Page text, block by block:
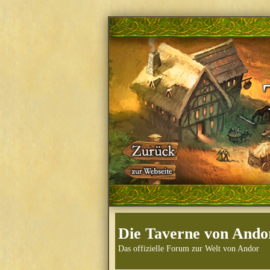
Die Taverne von
Das offizielle Forum zur Welt von Andor